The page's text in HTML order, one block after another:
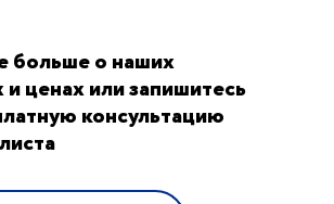
больше о наших
и ценах или запишитесь
консультацию